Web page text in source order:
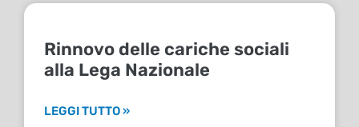
Rinnovo delle cariche sociali
alla Lega Nazionale
LEGGI TUTTO »